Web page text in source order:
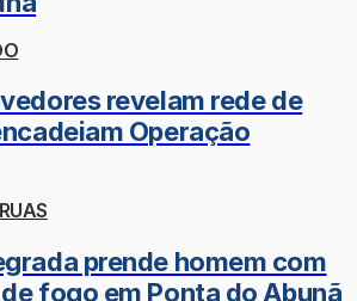
revelam rede de
Operação
prende homem com
fogo em Ponta do Abunã